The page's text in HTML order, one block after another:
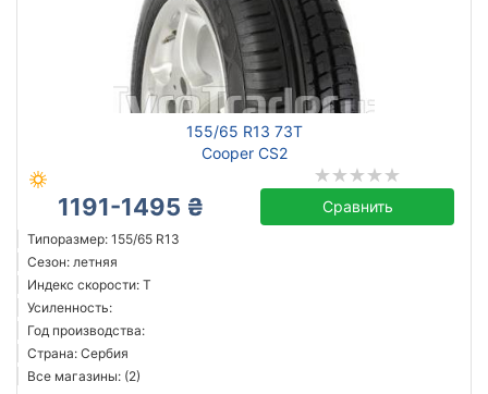
155/65 R13 73T
Cooper CS2
1191-1495 ₴ Сравнить
Типоразмер: 155/65 R13
Сезон: летняя
Индекс скорости: T
Усиленность:
Год производства:
Страна: Сербия
Все магазины: (2)